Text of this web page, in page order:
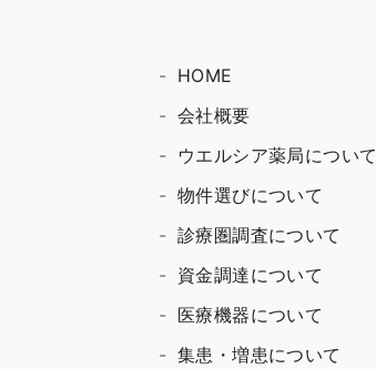
HOME
会社概要
ウエルシア薬局について
物件選びについて
診療圏調査について
資金調達について
医療機器について
集患・増患について